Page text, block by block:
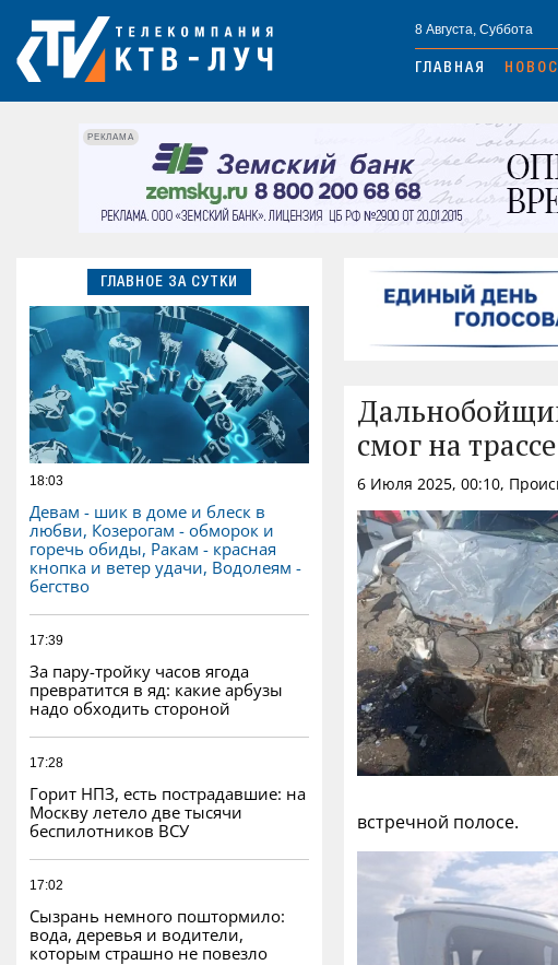
8 Августа, Суббота
ГЛАВНАЯ
РЕКЛАМА
ГЛАВНОЕ ЗА СУТКИ
18:03
Девам - шик в доме и блеск в
любви, Козерогам - обморок и
горечь обиды, Ракам - красная
кнопка и ветер удачи, Водолеям -
бегство
17:39
За пару-тройку часов ягода
превратится в яд: какие арбузы
надо обходить стороной
17:28
Горит НПЗ, есть пострадавшие: на
Москву летело две тысячи
беспилотников ВСУ
17:02
Сызрань немного поштормило:
вода, деревья и водители,
которым страшно не повезло
смог на
6 Июля 2025, 00:10,
встречной полосе.